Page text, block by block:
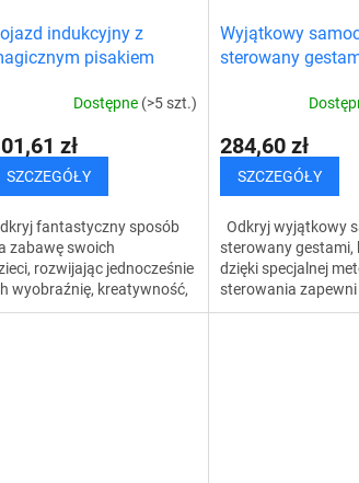
indukcyjny z
pisakiem
Dostępne (>5 szt.)
zł
SZCZEGÓŁY
fantastyczny sposób
zabawę swoich
rozwijając jednocześnie
wyobraźnię, kreatywność,
motoryczne i
Wyjątkowy
sterowany
284,60 zł
SZCZEGÓŁY
Odkryj wyjątkowy
sterowany gestami,
dzięki specjalnej
sterowania zapewni
niesamowitą